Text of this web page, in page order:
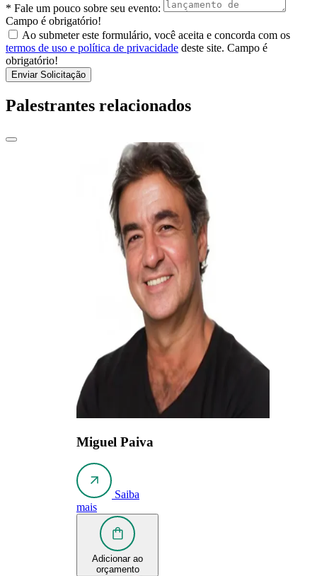
* Fale um pouco sobre seu evento:
Campo é obrigatório!
Ao submeter este formulário, você aceita e concorda com os
termos de uso e política de privacidade deste site. Campo é
obrigatório!
Enviar Solicitação
Palestrantes relacionados
Miguel Paiva
Saiba
mais
Adicionar ao
orçamento